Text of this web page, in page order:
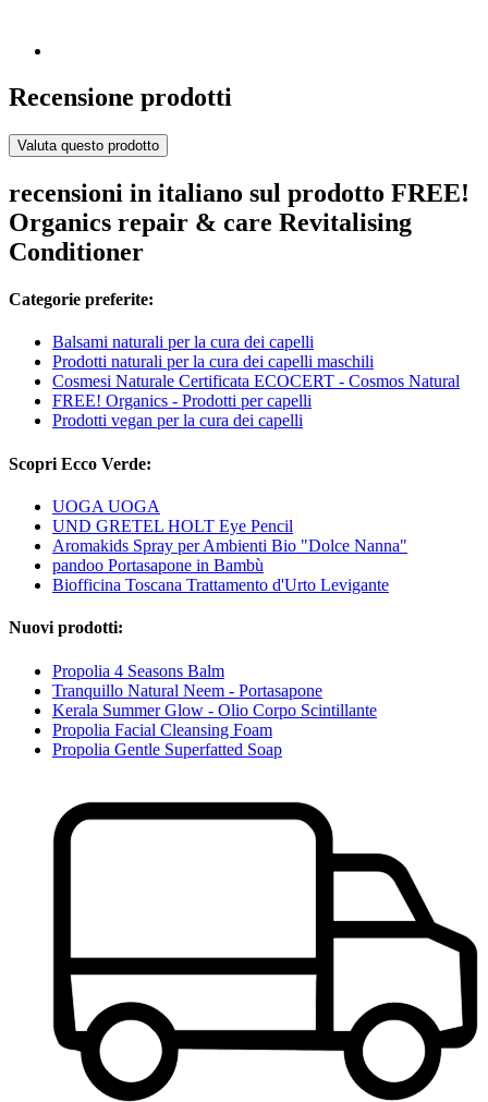
Recensione prodotti
Valuta questo prodotto
recensioni in italiano sul prodotto FREE!
Organics repair & care Revitalising
Conditioner
Categorie preferite:
Balsami naturali per la cura dei capelli
Prodotti naturali per la cura dei capelli maschili
Cosmesi Naturale Certificata ECOCERT - Cosmos Natural
FREE! Organics - Prodotti per capelli
Prodotti vegan per la cura dei capelli
Scopri Ecco Verde:
UOGA UOGA
UND GRETEL HOLT Eye Pencil
Aromakids Spray per Ambienti Bio "Dolce Nanna"
pandoo Portasapone in Bambù
Biofficina Toscana Trattamento d'Urto Levigante
Nuovi prodotti:
Propolia 4 Seasons Balm
Tranquillo Natural Neem - Portasapone
Kerala Summer Glow - Olio Corpo Scintillante
Propolia Facial Cleansing Foam
Propolia Gentle Superfatted Soap